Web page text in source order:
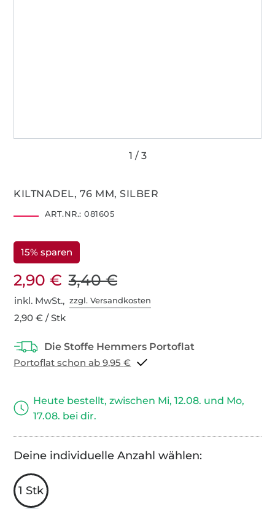
KILTNADEL, 76 MM, SILBER
ART.NR.: 081605
15% sparen
2,90 € 3,40 €
inkl. MwSt.,zzgl. Versandkosten
2,90 € / Stk
Portoflat schon ab 9,95 €
Heute bestellt, zwischen Mi, 12.08. und Mo,
17.08. bei dir.
Deine individuelle Anzahl wählen:
1 Stk